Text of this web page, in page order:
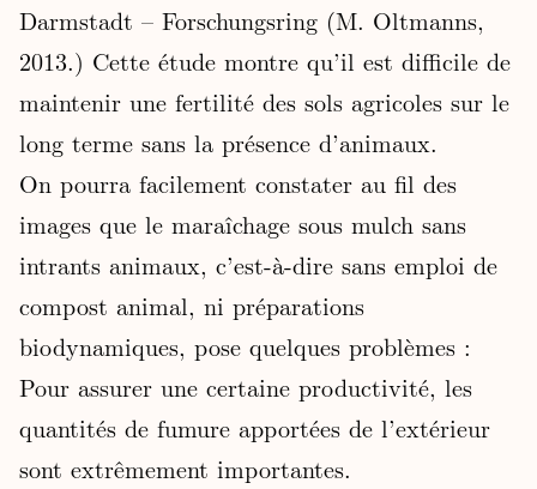
Darmstadt – Forschungsring (M. Oltmanns,
2013.) Cette étude montre qu’il est difficile de
maintenir une fertilité des sols agricoles sur le
long terme sans la présence d’animaux.
On pourra facilement constater au fil des
images que le maraîchage sous mulch sans
intrants animaux, c’est-à-dire sans emploi de
compost animal, ni préparations
biodynamiques, pose quelques problèmes :
Pour assurer une certaine productivité, les
quantités de fumure apportées de l’extérieur
sont extrêmement importantes.